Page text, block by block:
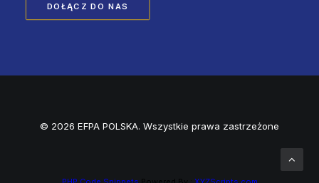
DOŁĄCZ DO NAS
© 2026 EFPA POLSKA. Wszystkie prawa zastrzeżone